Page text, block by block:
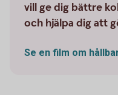
vill ge dig bättre
och hjälpa dig att
Se en film om